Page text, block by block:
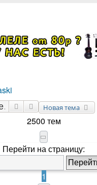
Новая тема
ПоискРасширенный поиск
2500 тем
Страница
Перейти на страницу:
1